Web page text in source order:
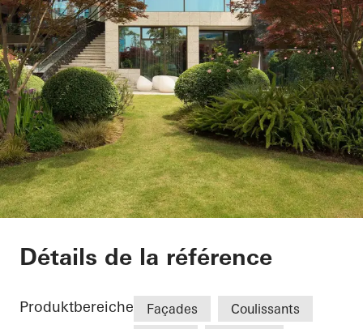
Luxelakes Eco-City
Détails de la référence
Produktbereiche Façades
Coulissants